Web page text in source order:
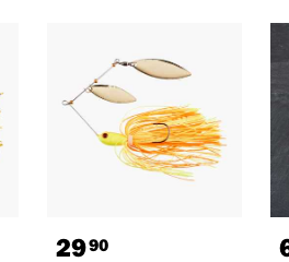
2990